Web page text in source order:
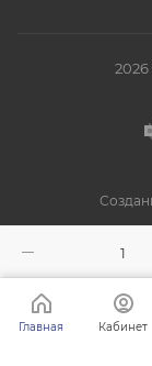
Главная Кабинет